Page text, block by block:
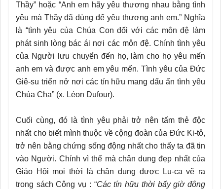
Thầy” hoặc “Anh em hãy yêu thương nhau bằng tình
yêu mà Thầy đã dùng để yêu thương anh em.” Nghĩa
là “tình yêu của Chúa Con đối với các môn đệ làm
phát sinh lòng bác ái nơi các môn đệ. Chính tình yêu
của Người lưu chuyển đến họ, làm cho họ yêu mến
anh em và được anh em yêu mến. Tình yêu của Đức
Giê-su triển nở nơi các tín hữu mang dấu ấn tình yêu
Chúa Cha” (x. Léon Dufour).
Cuối cùng, đó là tình yêu phải trở nên tấm thẻ độc
nhất cho biết mình thuộc về cộng đoàn của Đức Ki-tô,
trở nên bằng chứng sống động nhất cho thấy ta đã tin
vào Người. Chính vì thế mà chân dung đẹp nhất của
Giáo Hội mọi thời là chân dung được Lu-ca vẽ ra
trong sách Công vụ : “Các tín hữu thời bấy giờ đông